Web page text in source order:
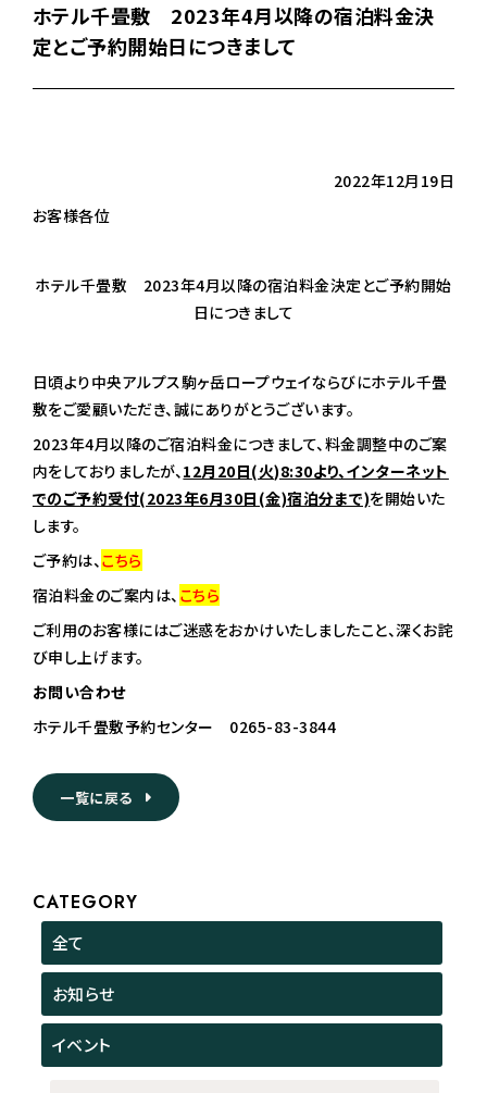
ホテル千畳敷 2023年4月以降の宿泊料金決
定とご予約開始日につきまして
2022年12月19日
お客様各位
ホテル千畳敷 2023年4月以降の宿泊料金決定とご予約開始
日につきまして
日頃より中央アルプス駒ヶ岳ロープウェイならびにホテル千畳
敷をご愛顧いただき、誠にありがとうございます。
2023年4月以降のご宿泊料金につきまして、料金調整中のご案
内をしておりましたが、12月20日(火)8:30より、インターネット
でのご予約受付(2023年6月30日(金)宿泊分まで)を開始いた
します。
ご予約は、こちら
宿泊料金のご案内は、 こちら
ご利用のお客様にはご迷惑をおかけいたしましたこと、深くお詫
び申し上げます。
お問い合わせ
ホテル千畳敷予約センター 0265-83-3844
一覧に戻る
CATEGORY
全て
お知らせ
イベント